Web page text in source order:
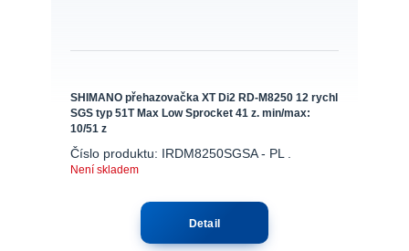
SHIMANO přehazovačka XT Di2 RD-M8250 12 rychl
SGS typ 51T Max Low Sprocket 41 z. min/max:
10/51 z
Číslo produktu: IRDM8250SGSA - PL .
Není skladem
Detail